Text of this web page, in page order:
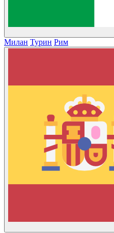
Милан Турин Рим